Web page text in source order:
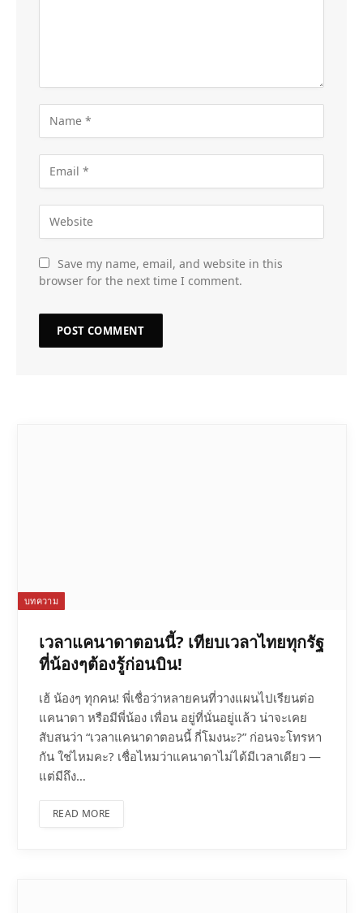
Save my name, email, and website in this
browser for the next time I comment.
บทความ
เวลาแคนาดาตอนนี้? เทียบเวลาไทยทุกรัฐ
ที่น้องๆต้องรู้ก่อนบิน!
เฮ้ น้องๆ ทุกคน! พี่เชื่อว่าหลายคนที่วางแผนไปเรียนต่อ
แคนาดา หรือมีพี่น้อง เพื่อน อยู่ที่นั่นอยู่แล้ว น่าจะเคย
สับสนว่า “เวลาแคนาดาตอนนี้ กี่โมงนะ?” ก่อนจะโทรหา
กัน ใช่ไหมคะ? เชื่อไหมว่าแคนาดาไม่ได้มีเวลาเดียว —
แต่มีถึง…
READ MORE